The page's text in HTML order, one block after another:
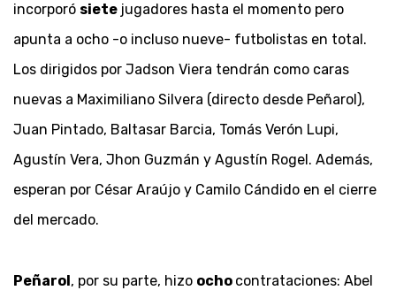
incorporó siete jugadores hasta el momento pero
apunta a ocho -o incluso nueve- futbolistas en total.
Los dirigidos por Jadson Viera tendrán como caras
nuevas a Maximiliano Silvera (directo desde Peñarol),
Juan Pintado, Baltasar Barcia, Tomás Verón Lupi,
Agustín Vera, Jhon Guzmán y Agustín Rogel. Además,
esperan por César Araújo y Camilo Cándido en el cierre
del mercado.
Peñarol, por su parte, hizo ocho contrataciones: Abel